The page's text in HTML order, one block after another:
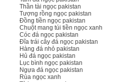
Thần tài ngọc pakistan
Tượng rồng ngọc pakistan
Đồng tiền ngọc pakistan
Chuột mang túi tiền ngọc xanh
Cóc đá ngọc pakistan
Đĩa trái cây đá ngọc pakistan
Hàng đá nhỏ pakistan
Hủ đá ngọc pakistan
Lục bình ngọc pakistan
Ngựa đá ngọc pakistan
Rùa ngọc xanh